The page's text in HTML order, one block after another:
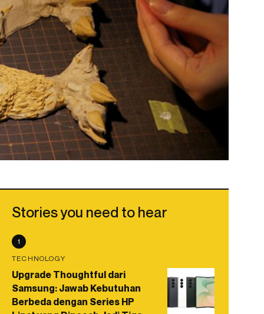
Stories you need to hear
1
TECHNOLOGY
Upgrade Thoughtful dari
Samsung: Jawab Kebutuhan
Berbeda dengan Series HP